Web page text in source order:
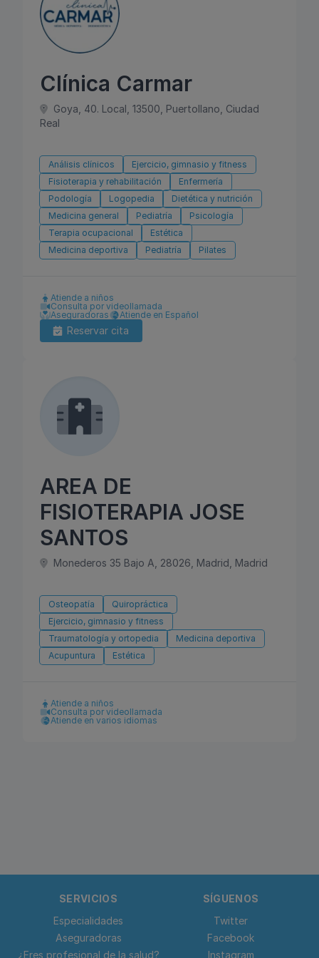
Clínica Carmar
Goya, 40. Local, 13500, Puertollano, Ciudad
Real
Análisis clínicos
Ejercicio, gimnasio y fitness
Fisioterapia y rehabilitación
Enfermería
Podología
Logopedia
Dietética y nutrición
Medicina general
Pediatría
Psicología
Terapia ocupacional
Estética
Medicina deportiva
Pediatría Pilates
Atiende a niños
Consulta por videollamada
Aseguradoras
Atiende en Español
Reservar cita
AREA DE
FISIOTERAPIA JOSE
SANTOS
Monederos 35 Bajo A, 28026, Madrid, Madrid
Osteopatía
Quiropráctica
Ejercicio, gimnasio y fitness
Traumatología y ortopedia
Medicina deportiva
Acupuntura
Estética
Atiende a niños
Consulta por videollamada
Atiende en varios idiomas
SERVICIOS
Especialidades
Aseguradoras
¿Eres profesional de la salud?
SÍGUENOS
Twitter
Facebook
Instagram